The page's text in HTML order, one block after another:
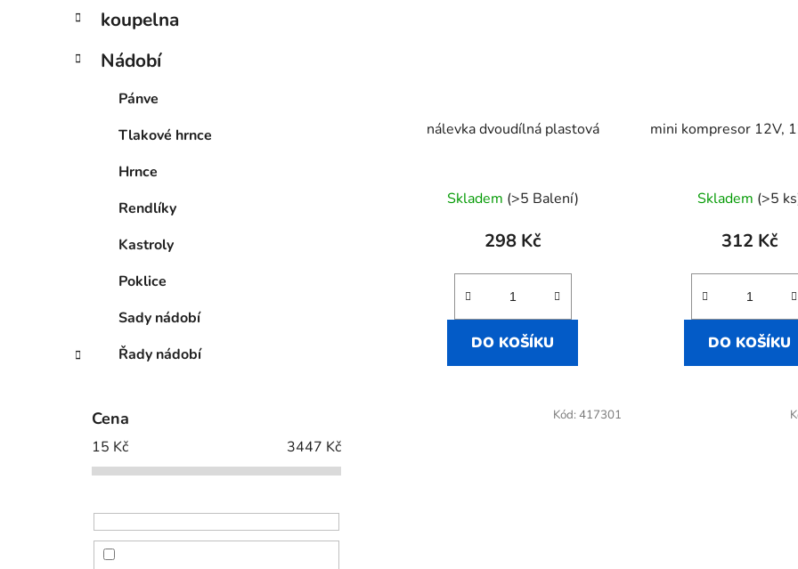
koupelna
Nádobí
Pánve
Tlakové hrnce
Hrnce
Rendlíky
Kastroly
Poklice
Sady nádobí
Řady nádobí
Cena
15 Kč 3447 Kč
nálevka dvoudílná plastová
Skladem (>5 Balení)
298 Kč
DO KOŠÍKU
mini kompresor 12V,
Skladem (>5
312 Kč
DO KOŠÍKU
Kód: 417301